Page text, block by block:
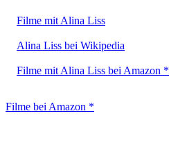
Filme mit Alina Liss
Alina Liss bei Wikipedia
Filme mit Alina Liss bei Amazon *
Filme bei Amazon *